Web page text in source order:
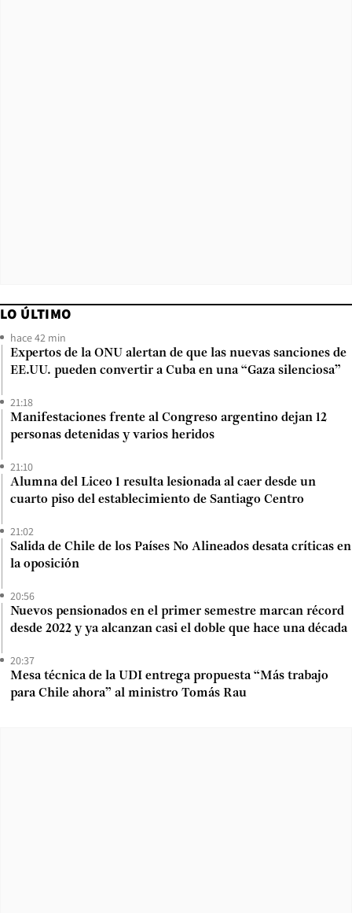
LO ÚLTIMO
hace 42 min
Expertos de la ONU alertan de que las nuevas sanciones de
EE.UU. pueden convertir a Cuba en una “Gaza silenciosa”
21:18
Manifestaciones frente al Congreso argentino dejan 12
personas detenidas y varios heridos
21:10
Alumna del Liceo 1 resulta lesionada al caer desde un
cuarto piso del establecimiento de Santiago Centro
21:02
Salida de Chile de los Países No Alineados desata críticas en
la oposición
20:56
Nuevos pensionados en el primer semestre marcan récord
desde 2022 y ya alcanzan casi el doble que hace una década
20:37
Mesa técnica de la UDI entrega propuesta “Más trabajo
para Chile ahora” al ministro Tomás Rau